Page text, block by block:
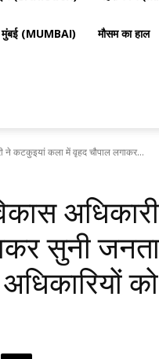
मुंबई (MUMBAI) मौसम का हाल
ने कटकुइयां कला में वृहद चौपाल लगाकर...
सुनी
को